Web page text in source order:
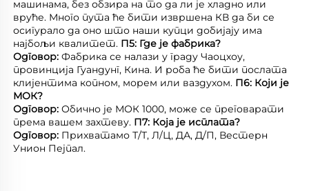
машинама, без обзира на то да ли је хладно или
вруће. Много пута ће бити извршена КВ да би се
осигурало да оно што наши купци добијају има
најбољи квалитет. П5: Где је фабрика?
Одговор: Фабрика се налази у граду Чаоцхоу,
провинција Гуандунг, Кина. И роба ће бити послата
клијентима копном, морем или ваздухом. П6: Који је
МОК?
Одговор: Обично је МОК 1000, може се преговарати
према вашем захтеву. П7: Која је исплата?
Одговор: Прихватамо Т/Т, Л/Ц, ДА, Д/П, Вестерн
Унион Пејпал.